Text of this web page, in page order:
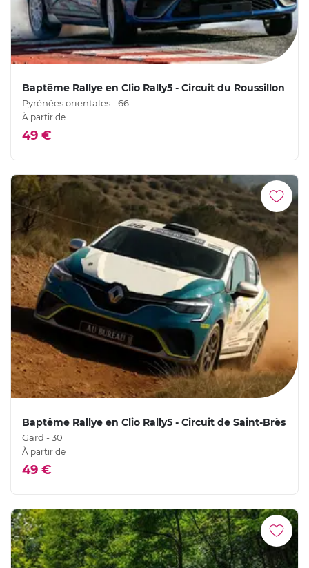
Baptême Rallye en Clio Rally5 - Circuit du Roussillon
Pyrénées orientales - 66
À partir de
49 €
Baptême Rallye en Clio Rally5 - Circuit de Saint-Brès
Gard - 30
À partir de
49 €